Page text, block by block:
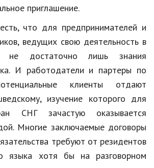
приглашение.
что для предпринимателей и
ведущих свою деятельность в
не достаточно лишь знания
И работодатели и партеры по
клиенты отдают
изучение которого для
СНГ зачастую оказывается
Многие заключаемые договоры
требуют от резидентов
языка хотя бы на разговорном